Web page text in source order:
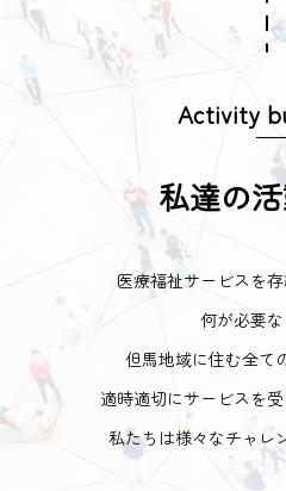
Activity
私達の
医療福祉サービスを
何が必要
但馬地域に住む全て
適時適切にサービスを受
私たちは様々なチャレ